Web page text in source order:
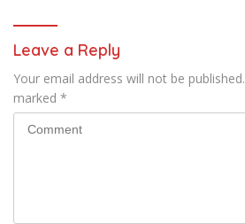
Leave a Reply
Your email address will not be published.
marked *